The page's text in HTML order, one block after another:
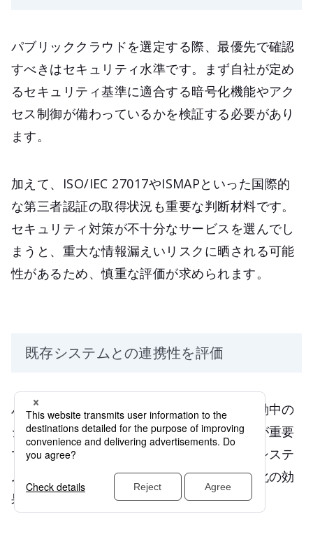
パブリッククラウドを選定する際、最優先で確認
すべきはセキュリティ水準です。まず自社が定め
るセキュリティ基準に適合する暗号化機能やアク
セス制御が備わっているかを検証する必要があり
ます。
加えて、ISO/IEC 27017やISMAPといった国際的
な第三者認証の取得状況も重要な判断材料です。
セキュリティ対策が不十分なサービスを選んでし
まうと、重大な情報漏えいリスクに晒される可能
性があるため、慎重な評価が求められます。
既存システムとの連携性を評価
パブリッククラウド導入時には、社内で稼働中の
システムとの連携性を十分に評価することが重要
です。既存の業務アプリケーションや基幹システ
ムとデータ連携ができなければ、クラウド化の効
果が半減します。